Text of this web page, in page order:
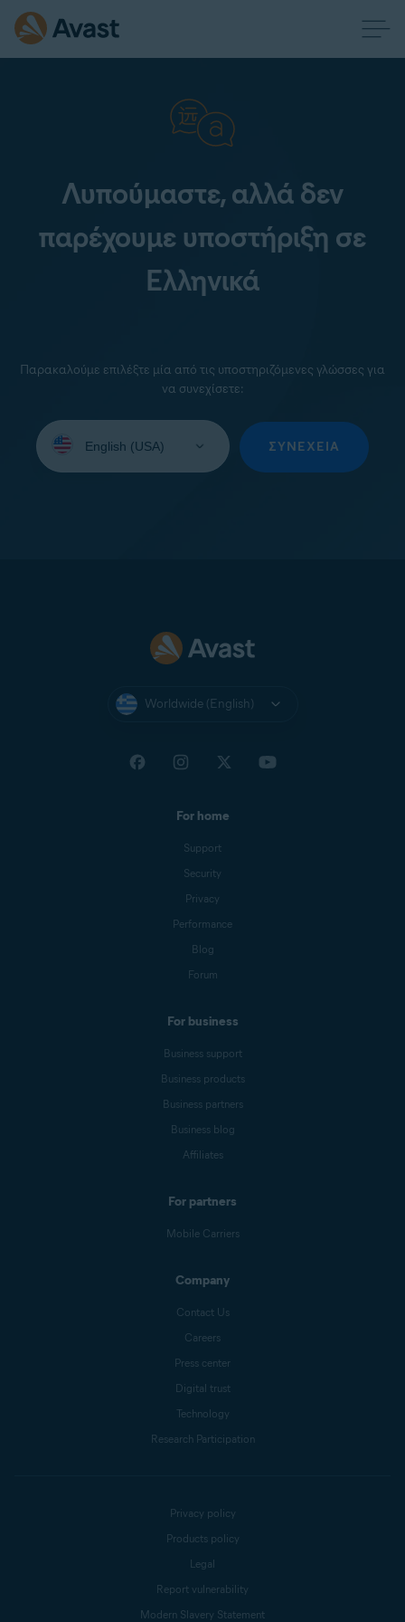
Λυπούμαστε, αλλά δεν
παρέχουμε υποστήριξη σε
Ελληνικά
Παρακαλούμε επιλέξτε μία από τις υποστηριζόμενες γλώσσες για
να συνεχίσετε:
your
ΣΥΝΈΧΕΙΑ
Worldwide (English)
For home
Support
Security
Privacy
Performance
Blog
Forum
For business
Business support
Business products
Business partners
Business blog
Affiliates
For partners
Mobile Carriers
Company
Contact Us
Careers
Press center
Digital trust
Technology
Research Participation
Privacy policy
Products policy
Legal
Report vulnerability
Modern Slavery Statement